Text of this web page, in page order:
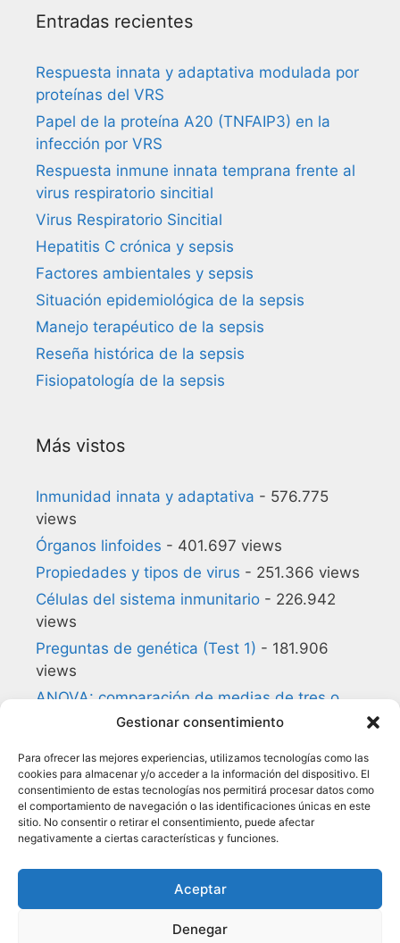
Gestionar consentimiento
Para ofrecer las mejores experiencias, utilizamos tecnologías como las
cookies para almacenar y/o acceder a la información del dispositivo. El
consentimiento de estas tecnologías nos permitirá procesar datos como
el comportamiento de navegación o las identificaciones únicas en este
sitio. No consentir o retirar el consentimiento, puede afectar
negativamente a ciertas características y funciones.
Aceptar
Denegar
Entradas recientes
Respuesta innata y adaptativa modulada por
proteínas del VRS
Papel de la proteína A20 (TNFAIP3) en la
infección por VRS
Respuesta inmune innata temprana frente al
virus respiratorio sincitial
Virus Respiratorio Sincitial
Hepatitis C crónica y sepsis
Factores ambientales y sepsis
Situación epidemiológica de la sepsis
Manejo terapéutico de la sepsis
Reseña histórica de la sepsis
Fisiopatología de la sepsis
Más vistos
Inmunidad innata y adaptativa - 576.775
views
Órganos linfoides - 401.697 views
Propiedades y tipos de virus - 251.366 views
Células del sistema inmunitario - 226.942
views
Preguntas de genética (Test 1) - 181.906
views
ANOVA: comparación de medias de tres o
más grupos- 180.857 views
140.168 views
Glosario de Inmunología- 134.955 views
Citocinas- 118.050 views
Preguntas de estadística (Test 1)
views